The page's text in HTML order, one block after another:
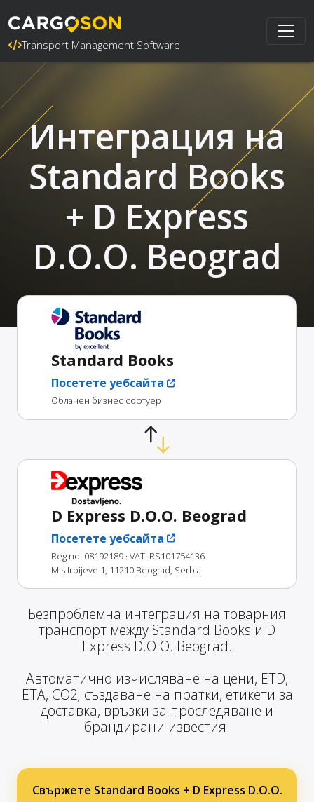
Transport Management Software
Интеграция на
Standard Books
+ D Express
D.O.O. Beograd
Standard Books
Посетете уебсайта
Облачен бизнес софтуер
D Express D.O.O. Beograd
Посетете уебсайта
Reg no: 08192189 · VAT: RS101754136
Mis Irbijeve 1, 11210 Beograd, Serbia
Безпроблемна интеграция на товарния
транспорт между Standard Books и D
Express D.O.O. Beograd.
Автоматично изчисляване на цени, ETD,
ETA, CO2; създаване на пратки, етикети за
доставка, връзки за проследяване и
брандирани известия.
Свържете Standard Books + D Express D.O.O.